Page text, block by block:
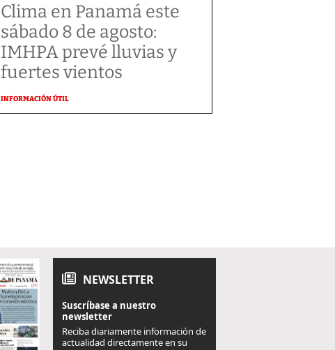
Clima en Panamá este
sábado 8 de agosto:
IMHPA prevé lluvias y
fuertes vientos
INFORMACIÓN ÚTIL
NEWSLETTER
Suscríbase a nuestro
newsletter
Reciba diariamente información de
actualidad directamente en su